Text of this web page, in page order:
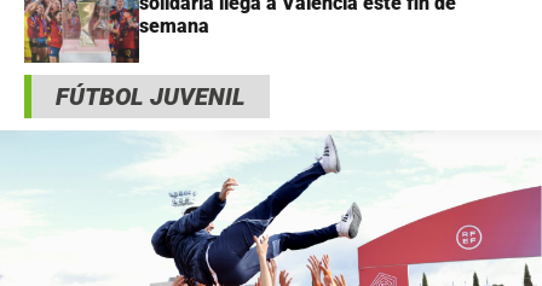
semana
FÚTBOL JUVENIL